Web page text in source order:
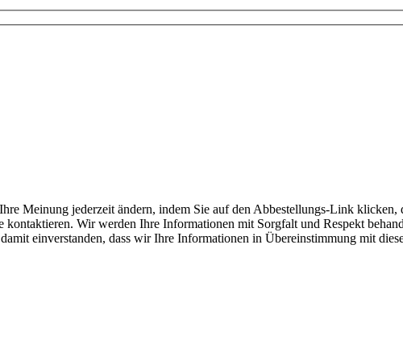
Meinung jederzeit ändern, indem Sie auf den Abbestellungs-Link klicken,
Wir werden Ihre Informationen mit Sorgfalt und Respekt
einverstanden, dass wir Ihre Informationen in Übereinstimmung mit